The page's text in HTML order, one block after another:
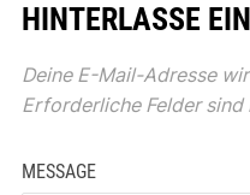
HINTERLASSE
Deine E-Mail-Adresse
Erforderliche Felder sind
MESSAGE